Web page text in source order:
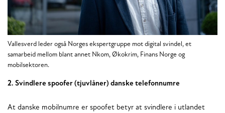
Vallesverd leder også Norges ekspertgruppe mot digital svindel, et
samarbeid mellom blant annet Nkom, Økokrim, Finans Norge og
mobilsektoren.
2. Svindlere spoofer (tjuvlåner) danske telefonnumre
At danske mobilnumre er spoofet betyr at svindlere i utlandet